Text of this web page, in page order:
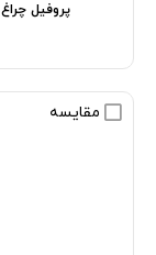
پروفیل
مقایسه